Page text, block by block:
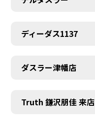
ディーダス1137
ダスラー津幡店
Truth 鎌沢朋佳 来店